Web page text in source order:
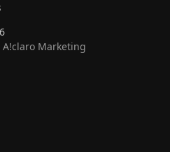
A!claro Marketing